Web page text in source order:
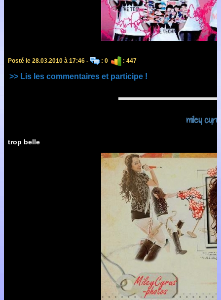
Posté le 28.03.2010 à 17:46 - : 0 : 447
>> Lis les commentaires et participe !
miley
trop belle